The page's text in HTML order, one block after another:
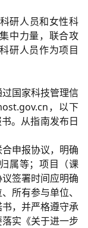
研人员和女性科
中力量，联合攻
研人员作为项目
国家科技管理信
，以下
。从指南发布日
申报协议，明确
属等；项目（课
签署时间应明确
所有参与单位、
，并严格遵守承
实《关于进一步